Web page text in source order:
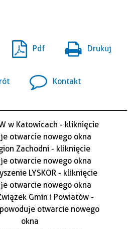
Pdf Drukuj
Kontakt